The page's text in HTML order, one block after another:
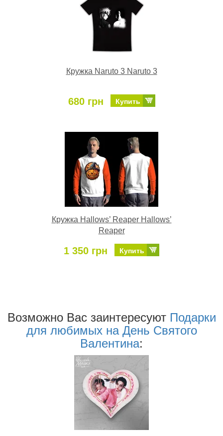
Кружка Naruto 3 Naruto 3
680 грн Купить
Кружка Hallows’ Reaper Hallows’
Reaper
1 350 грн Купить
Возможно Ваc заинтересуют Подарки
для любимых на День Святого
Валентина: